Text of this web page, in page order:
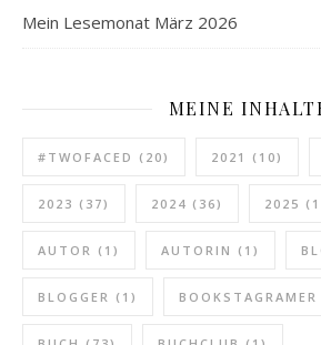
Mein Lesemonat März 2026
MEINE
#TWOFACED (20) 2021 (10)
2023 (37) 2024 (36) 2025
AUTOR (1) AUTORIN (1)
BLOGGER (1) BOOKSTAGRAMER